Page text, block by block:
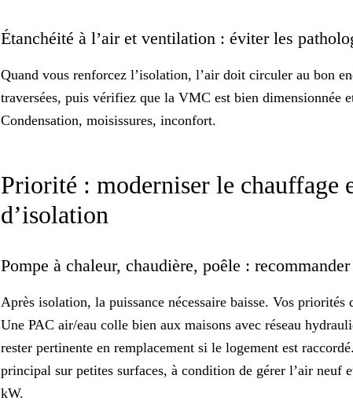
Étanchéité à l’air et ventilation : éviter les
Quand vous renforcez l’isolation, l’air doit circuler au bon
traversées, puis vérifiez que la VMC est bien dimensionnée
Condensation, moisissures, inconfort.
Priorité : moderniser le chauffage
d’isolation
Pompe à chaleur, chaudière, poêle :
Après isolation, la puissance nécessaire baisse. Vos
Une PAC air/eau colle bien aux maisons avec réseau
rester pertinente en remplacement si le logement est
principal sur petites surfaces, à condition de gérer l’air neuf
kW.